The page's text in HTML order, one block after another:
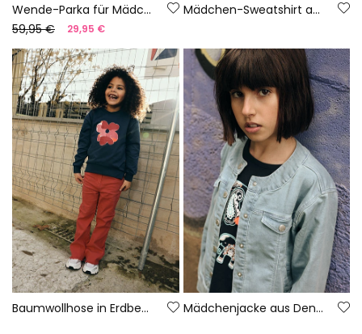
Wende-Parka für Mädchen aus technischem Material in Marineblau.
59,95 €
29,95 €
Mädchen-Sweatshirt aus Baumwolle in Marineblau
Baumwollhose in Erdbeerfarbe für Mädchen Mädchenjacke aus Denim-Strick